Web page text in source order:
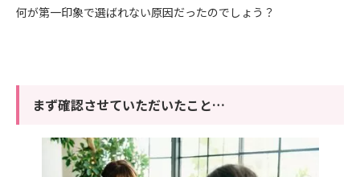
何が第一印象で選ばれない原因だったのでしょう？
まず確認させていただいたこと…